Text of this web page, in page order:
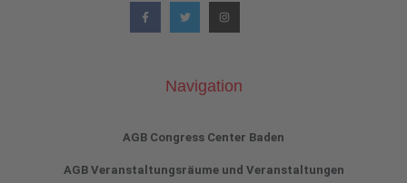
Navigation
AGB Congress Center Baden
AGB Veranstaltungsräume und Veranstaltungen